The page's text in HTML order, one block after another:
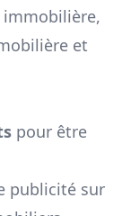
et
pour être
publicité sur